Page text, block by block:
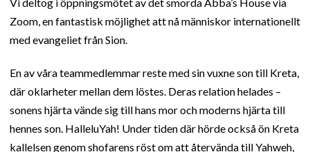
Zoom, en fantastisk möjlighet att nå människor internationellt
med evangeliet från Sion.
En av våra teammedlemmar reste med sin vuxne son till Kreta,
där oklarheter mellan dem löstes. Deras relation helades –
sonens hjärta vände sig till hans mor och moderns hjärta till
hennes son. HalleluYah! Under tiden där hörde också ön Kreta
kallelsen genom shofarens röst om att återvända till Yahweh,